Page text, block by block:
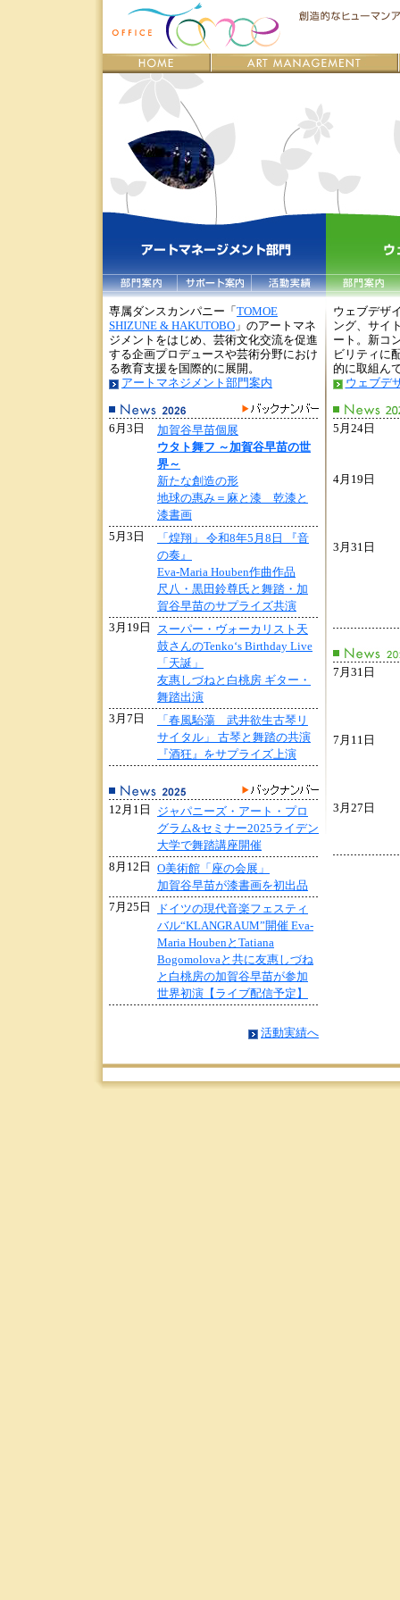
専属ダンスカンパニー「 TOMOE
SHIZUNE & HAKUTOBO 」のアートマネ
ジメントをはじめ、芸術文化交流を促進
する企画プロデュースや芸術分野におけ
る教育支援を国際的に展開。
アートマネジメント部門案内
6月3日
加賀谷早苗個展
ウタト舞フ ～加賀谷早苗の世
界～
新たな創造の形
地球の惠み＝麻と漆 乾漆と
漆書画
5月3日
「煌翔」 令和8年5月8日 『音
の奏』
Eva-Maria Houben作曲作品
尺八・黒田鈴尊氏と舞踏・加
賀谷早苗のサプライズ共演
3月19日
スーパー・ヴォーカリスト天
鼓さんのTenko‘s Birthday Live
「天誕」
友惠しづねと白桃房 ギター・
舞踏出演
3月7日
「春風駘蕩 武井欲生古琴リ
サイタル」 古琴と舞踏の共演
『酒狂』をサプライズ上演
12月1日
ジャパニーズ・アート・プロ
グラム&セミナー2025ライデン
大学で舞踏講座開催
8月12日
O美術館「座の会展」
加賀谷早苗が漆書画を初出品
7月25日
ドイツの現代音楽フェスティ
バル“KLANGRAUM”開催 Eva-
Maria HoubenとTatiana
Bogomolovaと共に友惠しづね
と白桃房の加賀谷早苗が参加
世界初演【ライブ配信予定】
活動実績へ
ウェブデザ
ング、サイ
ート。新コ
ビリティに
的に取組ん
ウェブデ
5月24日
4月19日
3月31日
7月31日
7月11日
3月27日